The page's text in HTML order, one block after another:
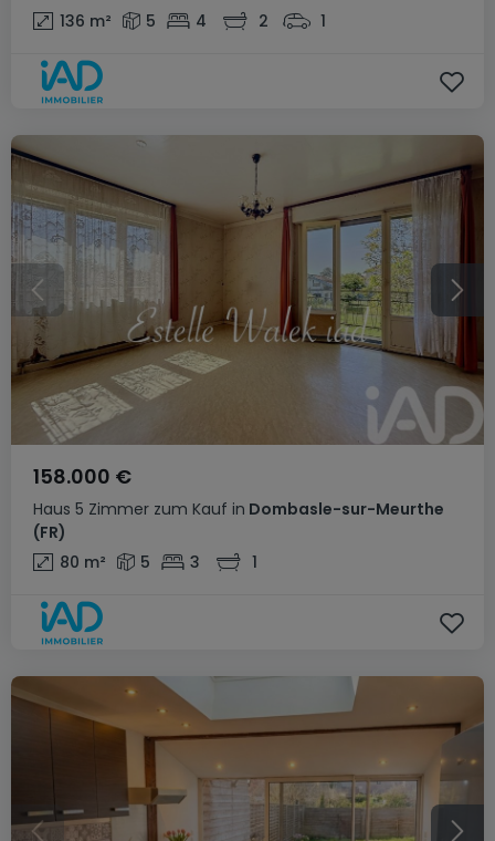
136 m² 5 4 2 1
Haus 5 Zimmer zum Kauf in Dombasle-sur-Meurthe
(FR)
158.000 €
80 m² 5 3 1